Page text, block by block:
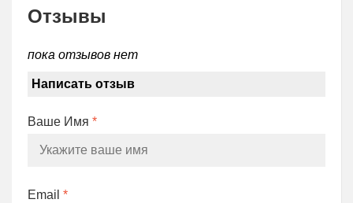
Отзывы
пока отзывов нет
Написать отзыв
Ваше Имя *
Email *